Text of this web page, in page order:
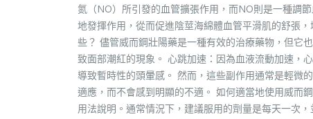
氮（NO）所引發的血管擴張作用，而NO則是一種調
地發揮作用，從而促進陰莖海綿體血管平滑肌的舒張
些？ 儘管威而鋼壯陽藥是一種有效的治療藥物，但它
致面部潮紅的現象。 心跳加速：因為血液流動加速，
導致暫時性的頭暈感。 然而，這些副作用通常是輕微
適應，而不會感到明顯的不適。 如何適當地使用威而
用法說明。通常情況下，建議服用的劑量是每天一次